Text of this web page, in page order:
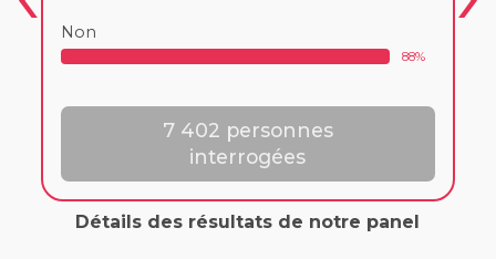
Non
88%
7 402 personnes
interrogées
Détails des résultats de notre panel